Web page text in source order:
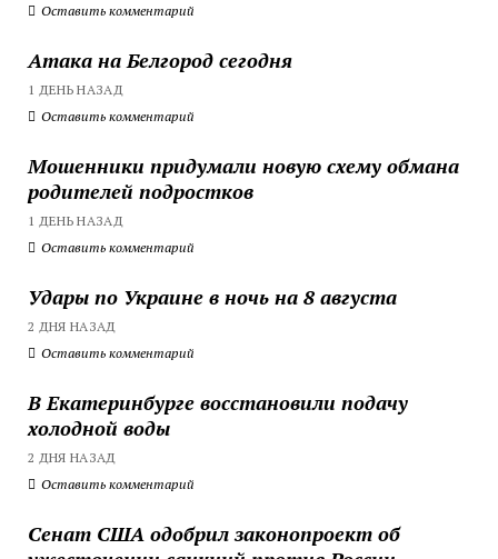
Оставить комментарий
Атака на Белгород сегодня
1 ДЕНЬ НАЗАД
Оставить комментарий
Мошенники придумали новую схему обмана
родителей подростков
1 ДЕНЬ НАЗАД
Оставить комментарий
Удары по Украине в ночь на 8 августа
2 ДНЯ НАЗАД
Оставить комментарий
В Екатеринбурге восстановили подачу
холодной воды
2 ДНЯ НАЗАД
Оставить комментарий
Сенат США одобрил законопроект об